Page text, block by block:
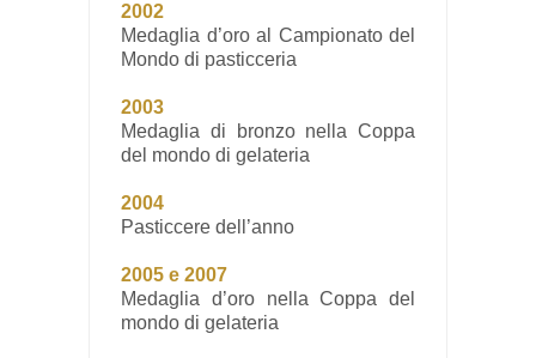
2002
Medaglia d’oro al Campionato del
Mondo di pasticceria
2003
Medaglia di bronzo nella Coppa
del mondo di gelateria
2004
Pasticcere dell’anno
2005 e 2007
Medaglia d’oro nella Coppa del
mondo di gelateria